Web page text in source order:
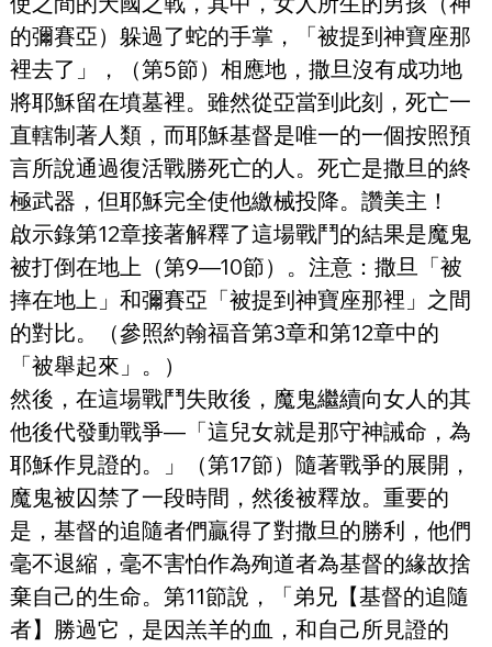
的彌賽亞）躲過了蛇的手掌，「被提到神寶座那
裡去了」，（第5節）相應地，撒旦沒有成功地
將耶穌留在墳墓裡。雖然從亞當到此刻，死亡一
直轄制著人類，而耶穌基督是唯一的一個按照預
言所說通過復活戰勝死亡的人。死亡是撒旦的終
極武器，但耶穌完全使他繳械投降。讚美主！
啟示錄第12章接著解釋了這場戰鬥的結果是魔鬼
被打倒在地上（第9—10節）。注意：撒旦「被
摔在地上」和彌賽亞「被提到神寶座那裡」之間
的對比。（參照約翰福音第3章和第12章中的
「被舉起來」。）
然後，在這場戰鬥失敗後，魔鬼繼續向女人的其
他後代發動戰爭—「這兒女就是那守神誡命，為
耶穌作見證的。」（第17節）隨著戰爭的展開，
魔鬼被囚禁了一段時間，然後被釋放。重要的
是，基督的追隨者們贏得了對撒旦的勝利，他們
毫不退縮，毫不害怕作為殉道者為基督的緣故捨
棄自己的生命。第11節說，「弟兄【基督的追隨
者】勝過它，是因羔羊的血，和自己所見證的